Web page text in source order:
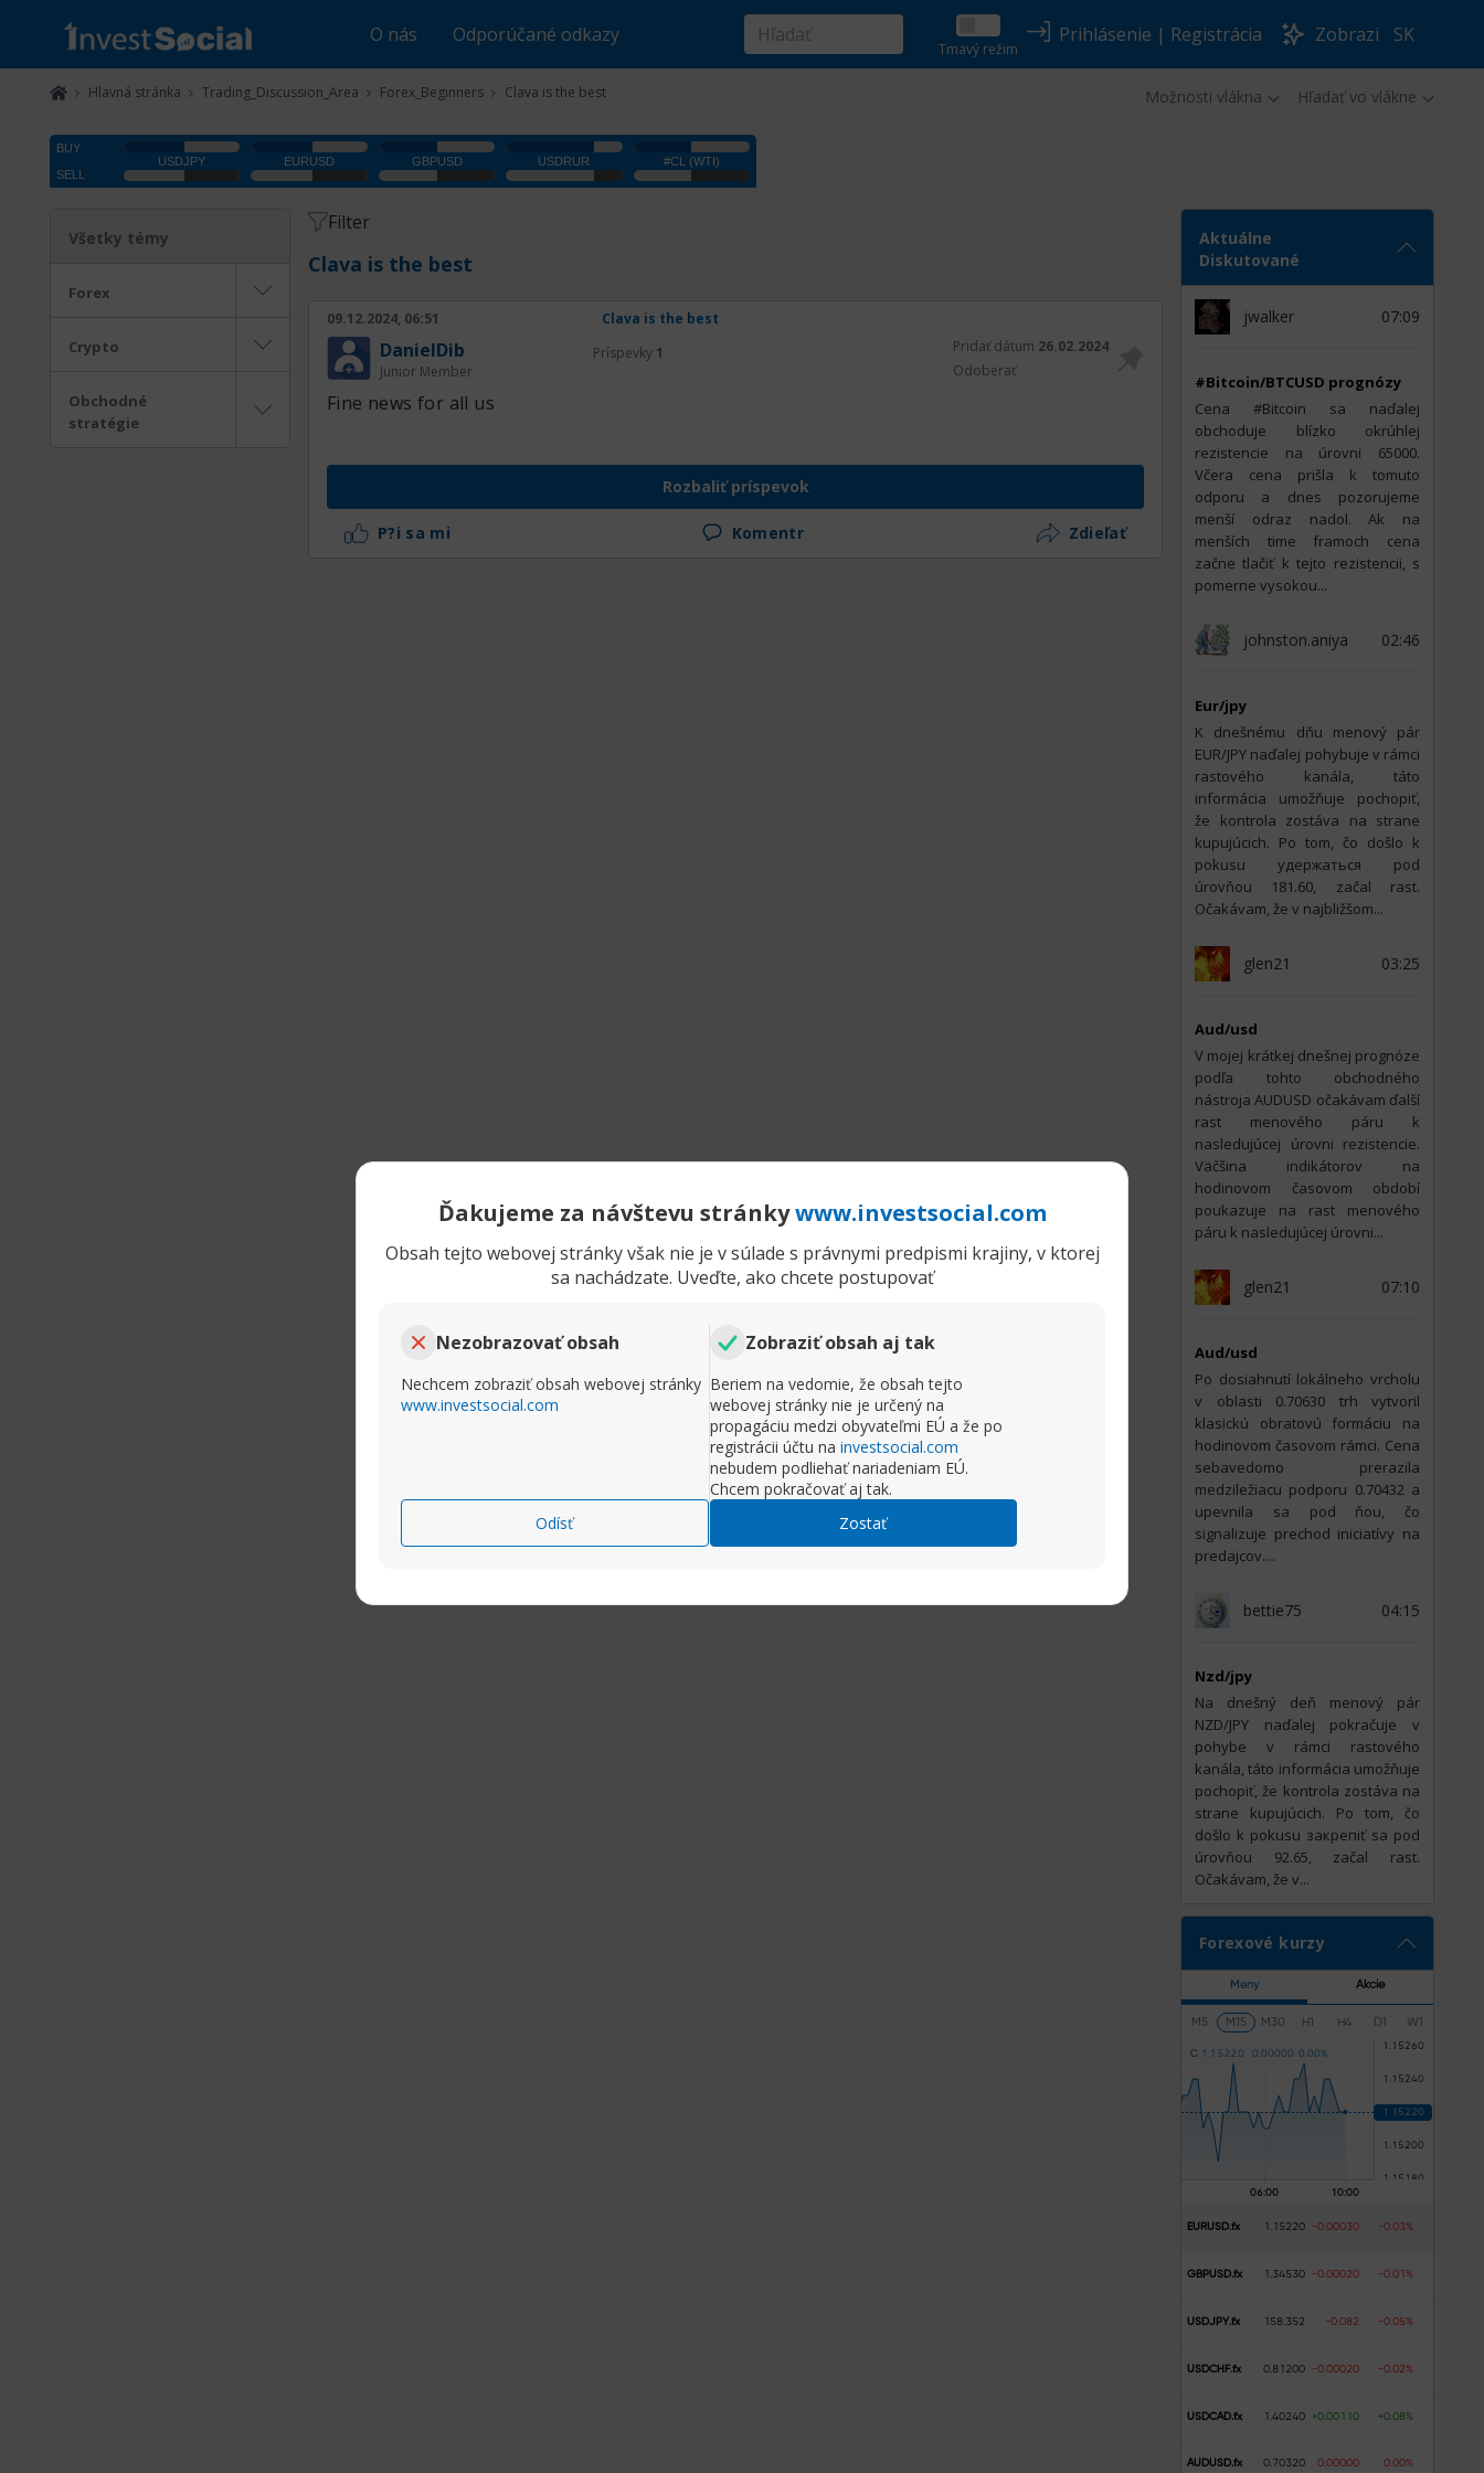
O nás Odporúčané odkazy
Tmavý režim
Prihlásenie | Registrácia Zobrazi SK
Hlavná stránka Trading_Discussion_Area Forex_Beginners Clava is the best Možnosti vlákna Hľadať vo vlákne
Ďakujeme za návštevu stránkywww.investsocial.com
Obsah tejto webovej stránky však nie je v súlade s právnymi predpismi krajiny, v ktorej
sa nachádzate. Uveďte, ako chcete postupovať
Nezobrazovať obsah
Nechcem zobraziť obsah webovej stránky
www.investsocial.com
Odísť
Zobraziť obsah aj tak
Beriem na vedomie, že obsah tejto
webovej stránky nie je určený na
propagáciu medzi obyvateľmi EÚ a že po
registrácii účtu na investsocial.com
nebudem podliehať nariadeniam EÚ.
Chcem pokračovať aj tak.
Zostať
Všetky témy
Forex
Crypto
Obchodné
stratégie
Filter
Clava is the best
09.12.2024, 06:51 Clava is the best
DanielDib
Junior Member
Príspevky 1 Pridať dátum 26.02.2024
Odoberať
Fine news for all us
Rozbaliť príspevok
P?i sa mi Komentr Zdieľať
Aktuálne
Diskutované
jwalker 07:09
#Bitcoin/BTCUSD prognózy
Cena #Bitcoin sa naďalej
obchoduje blízko okrúhlej
rezistencie na úrovni 65000.
Včera cena prišla k tomuto
odporu a dnes pozorujeme
menší odraz nadol. Ak na
menších time framoch cena
začne tlačiť k tejto rezistencii, s
pomerne vysokou...
johnston.aniya 02:46
Eur/jpy
K dnešnému dňu menový pár
EUR/JPY naďalej pohybuje v rámci
rastového kanála, táto
informácia umožňuje pochopiť,
že kontrola zostáva na strane
kupujúcich. Po tom, čo došlo k
pokusu удержаться pod
úrovňou 181.60, začal rast.
Očakávam, že v najbližšom...
glen21 03:25
Aud/usd
V mojej krátkej dnešnej prognóze
podľa tohto obchodného
nástroja AUDUSD očakávam ďalší
rast menového páru k
nasledujúcej úrovni rezistencie.
Väčšina indikátorov na
hodinovom časovom období
poukazuje na rast menového
páru k nasledujúcej úrovni...
glen21 07:10
Aud/usd
Po dosiahnutí lokálneho vrcholu
v oblasti 0.70630 trh vytvoril
klasickú obratovú formáciu na
hodinovom časovom rámci. Cena
sebavedomo prerazila
medziležiacu podporu 0.70432 a
upevnila sa pod ňou, čo
signalizuje prechod iniciatívy na
predajcov....
bettie75 04:15
Nzd/jpy
Na dnešný deň menový pár
NZD/JPY naďalej pokračuje v
pohybe v rámci rastového
kanála, táto informácia umožňuje
pochopiť, že kontrola zostáva na
strane kupujúcich. Po tom, čo
došlo k pokusu закрепiť sa pod
úrovňou 92.65, začal rast.
Očakávam, že v...
Forexové kurzy
Meny Akcie
M5 M15 M30 H1 H4 D1 W1
C 1 .1 52 2 0 0 .00000 0 .00 %
EURUSD.fx 1.15220 -0.00030 -0.03%
GBPUSD.fx 1.34530 -0.00020 -0.01%
USDJPY.fx 158.352 -0.082 -0.05%
USDCHF.fx 0.81200 -0.00020 -0.02%
USDCAD.fx 1.40240 +0.00110 +0.08%
AUDUSD.fx 0.70320 0.00000 0.00%